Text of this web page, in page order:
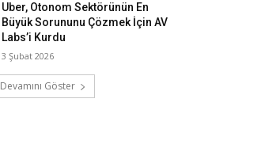
Uber, Otonom Sektörünün En
Büyük Sorununu Çözmek İçin AV
Labs’i Kurdu
3 Şubat 2026
Devamını Göster